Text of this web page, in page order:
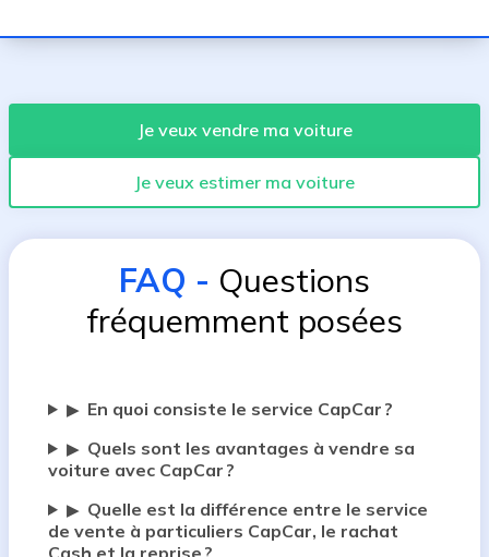
Je veux vendre ma voiture
Je veux estimer ma voiture
FAQ - Questions
fréquemment posées
▶ En quoi consiste le service CapCar ?
▶ Quels sont les avantages à vendre sa
voiture avec CapCar ?
▶ Quelle est la différence entre le service
de vente à particuliers CapCar, le rachat
Cash et la reprise ?